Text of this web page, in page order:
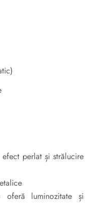
perlat și strălucire
luminozitate și